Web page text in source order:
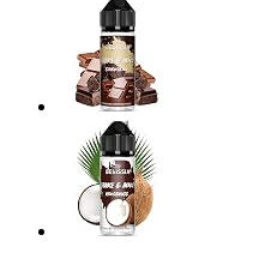
Hochdosiertes
Lebensmittel
Aroma
10ml
mit
praktischer
Schüttelflasche
mischen.
Lebensmittel,